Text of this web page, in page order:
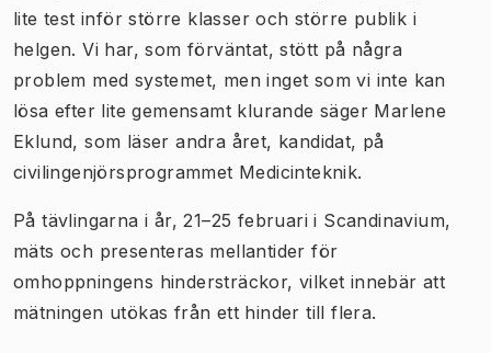
lite test inför större klasser och större publik i
helgen. Vi har, som förväntat, stött på några
problem med systemet, men inget som vi inte kan
lösa efter lite gemensamt klurande säger Marlene
Eklund, som läser andra året, kandidat, på
civilingenjörsprogrammet Medicinteknik.
På tävlingarna i år, 21–25 februari i Scandinavium,
mäts och presenteras mellantider för
omhoppningens hindersträckor, vilket innebär att
mätningen utökas från ett hinder till flera.